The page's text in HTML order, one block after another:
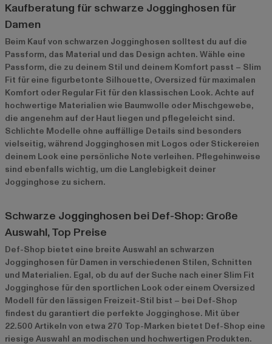
Kaufberatung für schwarze Jogginghosen für
Damen
Beim Kauf von schwarzen Jogginghosen solltest du auf die
Passform, das Material und das Design achten. Wähle eine
Passform, die zu deinem Stil und deinem Komfort passt – Slim
Fit für eine figurbetonte Silhouette, Oversized für maximalen
Komfort oder Regular Fit für den klassischen Look. Achte auf
hochwertige Materialien wie Baumwolle oder Mischgewebe,
die angenehm auf der Haut liegen und pflegeleicht sind.
Schlichte Modelle ohne auffällige Details sind besonders
vielseitig, während Jogginghosen mit Logos oder Stickereien
deinem Look eine persönliche Note verleihen. Pflegehinweise
sind ebenfalls wichtig, um die Langlebigkeit deiner
Jogginghose zu sichern.
Schwarze Jogginghosen bei Def-Shop: Große
Auswahl, Top Preise
Def-Shop bietet eine breite Auswahl an schwarzen
Jogginghosen für Damen in verschiedenen Stilen, Schnitten
und Materialien. Egal, ob du auf der Suche nach einer Slim Fit
Jogginghose für den sportlichen Look oder einem Oversized
Modell für den lässigen Freizeit-Stil bist – bei Def-Shop
findest du garantiert die perfekte Jogginghose. Mit über
22.500 Artikeln von etwa 270 Top-Marken bietet Def-Shop eine
riesige Auswahl an modischen und hochwertigen Produkten.